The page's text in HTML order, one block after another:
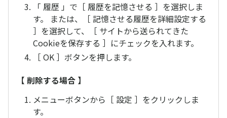
「 履歴 」で［ 履歴を記憶させる ］を選択しま
す。 または、［ 記憶させる履歴を詳細設定する
］を選択して、［ サイトから送られてきた
Cookieを保存する ］にチェックを入れます。
［ OK ］ボタンを押します。
【 削除する場合 】
メニューボタンから［ 設定 ］をクリックしま
す。